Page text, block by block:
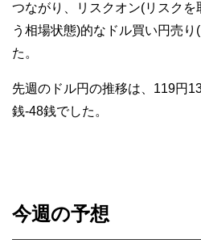
つながり、リスクオン(リスクを
う相場状態)的なドル買い円売
た。
先週のドル円の推移は、119円
銭-48銭でした。
今週の予想